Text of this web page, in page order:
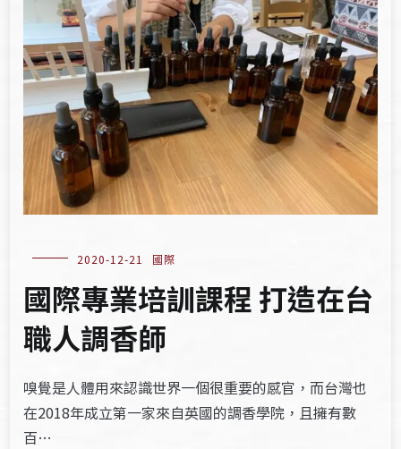
2020-12-21 國際
國際專業培訓課程 打造在台
職人調香師
嗅覺是人體用來認識世界一個很重要的感官，而台灣也
在2018年成立第一家來自英國的調香學院，且擁有數
百…